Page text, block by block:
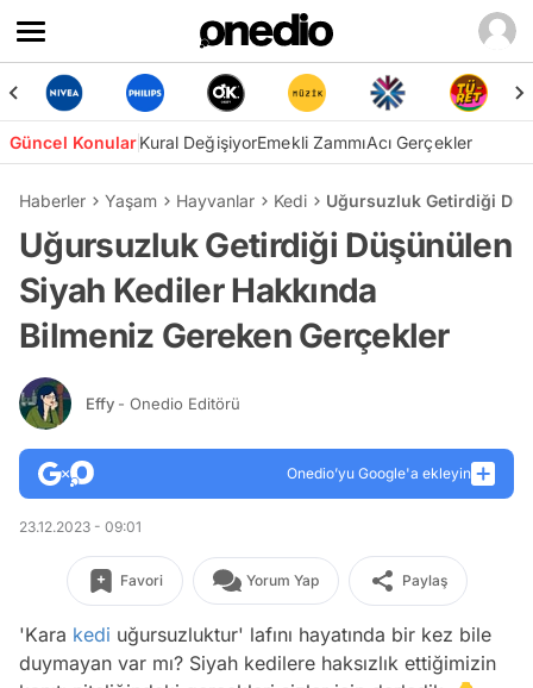
Güncel KonularKural DeğişiyorEmekli ZammıAcı Gerçekler
Haberler Yaşam Hayvanlar Kedi Uğursuzluk Getirdiği
Uğursuzluk Getirdiği Düşünülen
Siyah Kediler Hakkında
Bilmeniz Gereken Gerçekler
Effy - Onedio Editörü
Onedio’yu Google'a ekleyin
23.12.2023 - 09:01
Favori Yorum Yap Paylaş
'Kara kedi uğursuzluktur' lafını hayatında bir kez bile
duymayan var mı? Siyah kedilere haksızlık ettiğimizin